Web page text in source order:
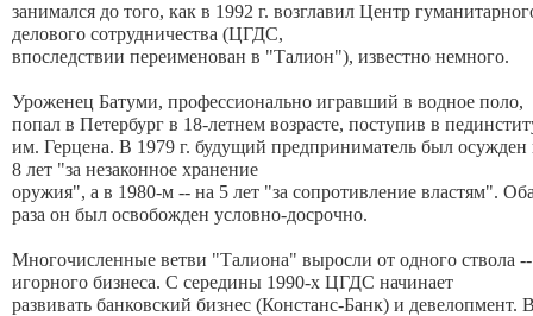
занимался до того, как в 1992 г. возглавил Центр
делового сотрудничества (ЦГДС,
впоследствии переименован в "Талион"), известно немного.
Уроженец Батуми, профессионально игравший в водное поло,
попал в Петербург в 18-летнем возрасте, поступив в
им. Герцена. В 1979 г. будущий предприниматель был осужден
8 лет "за незаконное хранение
оружия", а в 1980-м -- на 5 лет "за сопротивление властям".
раза он был освобожден условно-досрочно.
Многочисленные ветви "Талиона" выросли от одного ствола --
игорного бизнеса. С середины 1990-х ЦГДС начинает
развивать банковский бизнес (Констанс-Банк) и девелопмент.